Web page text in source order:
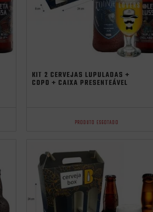
KIT 2 CERVEJAS LUPULADAS +
COPO + CAIXA PRESENTEÁVEL
PRODUTO ESGOTADO